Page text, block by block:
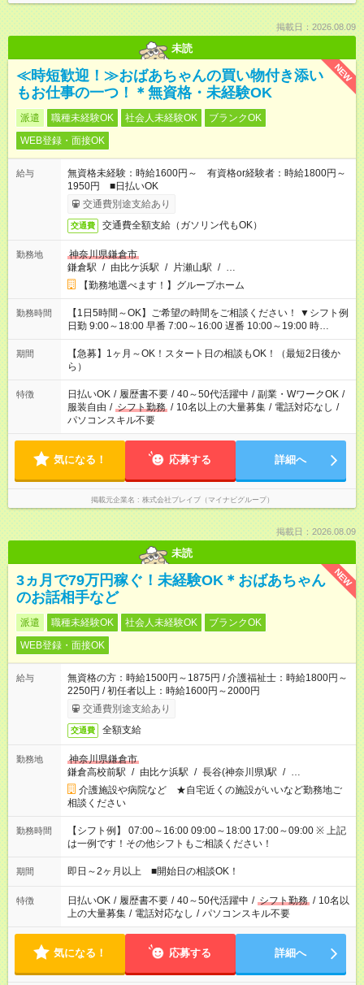
掲載日：2026.08.09
未読
NEW
≪時短歓迎！≫おばあちゃんの買い物付き添い
もお仕事の一つ！＊無資格・未経験OK
派遣 職種未経験OK 社会人未経験OK
ブランクOK
WEB登録・面接OK
給与
無資格未経験：時給1600円～ 有資格or経験者：時給1800円～
1950円 ■日払いOK
交通費別途支給あり
交通費 交通費全額支給（ガソリン代もOK）
勤務地
神奈川県鎌倉市
鎌倉駅 / 由比ケ浜駅 / 片瀬山駅 / …
【勤務地選べます！】グループホーム
勤務時間
【1日5時間～OK】ご希望の時間をご相談ください！ ▼シフト例
日勤 9:00～18:00 早番 7:00～16:00 遅番 10:00～19:00 時
短 10:00～15:00 上記はあくまで一例です。 「夕方までには帰宅
しておきたい」 「朝はゆっくりのスタートがいい」 「お昼の時
間を有効に使いたい」 など、ご希望があれば教えてください
ね。
期間
【急募】1ヶ月～OK！スタート日の相談もOK！（最短2日後か
ら）
特徴 日払いOK / 履歴書不要 / 40～50代活躍中 / 副業・WワークOK /
服装自由 / シフト勤務 / 10名以上の大量募集 / 電話対応なし /
パソコンスキル不要
気になる！ 応募する 詳細へ
掲載元企業名 株式会社ブレイブ（マイナビグループ）
掲載日：2026.08.09
未読
NEW
3ヵ月で79万円稼ぐ！未経験OK＊おばあちゃん
のお話相手など
派遣 職種未経験OK 社会人未経験OK
ブランクOK
WEB登録・面接OK
給与
無資格の方：時給1500円～1875円 / 介護福祉士：時給1800円～
2250円 / 初任者以上：時給1600円～2000円
交通費別途支給あり
交通費 全額支給
勤務地
神奈川県鎌倉市
鎌倉高校前駅 / 由比ケ浜駅 / 長谷(神奈川県)駅 / …
介護施設や病院など ★自宅近くの施設がいいなど勤務地ご
相談ください
勤務時間
【シフト例】 07:00～16:00 09:00～18:00 17:00～09:00 ※ 上記
は一例です！その他シフトもご相談ください！
期間 即日～2ヶ月以上 ■開始日の相談OK！
特徴 日払いOK / 履歴書不要 / 40～50代活躍中 / シフト勤務 / 10名以
上の大量募集 / 電話対応なし / パソコンスキル不要
気になる！ 応募する 詳細へ